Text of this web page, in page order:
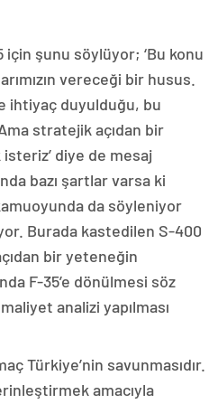
şunu söylüyor; ‘Bu konu
vereceği bir husus.
ihtiyaç duyulduğu, bu
stratejik açıdan bir
diye de mesaj
bazı şartlar varsa ki
da söyleniyor
Burada kastedilen S-400
bir yeteneğin
F-35’e dönülmesi söz
analizi yapılması
Türkiye’nin savunmasıdır.
amacıyla